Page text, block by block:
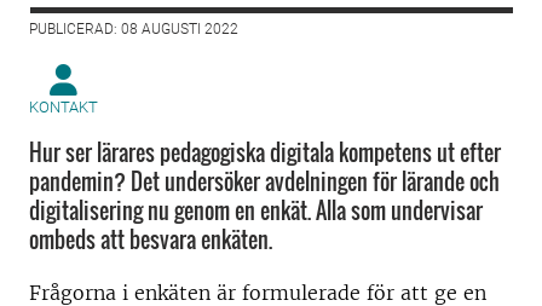
PUBLICERAD: 08 AUGUSTI 2022
KONTAKT
Hur ser lärares pedagogiska digitala kompetens ut efter
pandemin? Det undersöker avdelningen för lärande och
digitalisering nu genom en enkät. Alla som undervisar
ombeds att besvara enkäten.
Frågorna i enkäten är formulerade för att ge en